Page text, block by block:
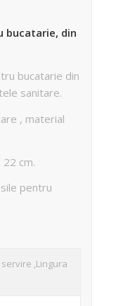
bucatarie, din
bucatarie din
sanitare.
, material
cm.
pentru
,Lingura